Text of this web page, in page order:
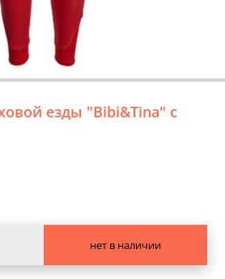
езды "Bibi&Tina" с
нет в наличии